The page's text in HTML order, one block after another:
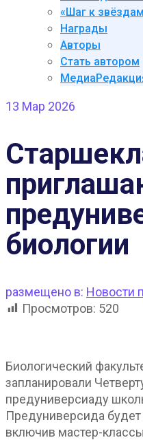
«Шаг к
Награды
Авторы
Стать автором
13 Мар 2026
биологии
размещено в: Новости
Просмотров: 520
Биологический
запланировали
предуниверсиаду
Предуниверсида будет
включив мастер-